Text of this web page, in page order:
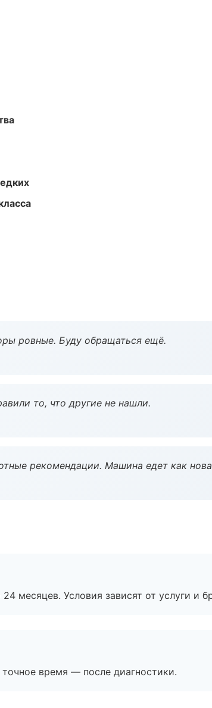
ровные. Буду обращаться ещё.
то, что другие не нашли.
рекомендации. Машина едет как
месяцев. Условия зависят от услуги и
время — после диагностики.